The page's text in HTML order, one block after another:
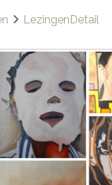
LezingenDetail